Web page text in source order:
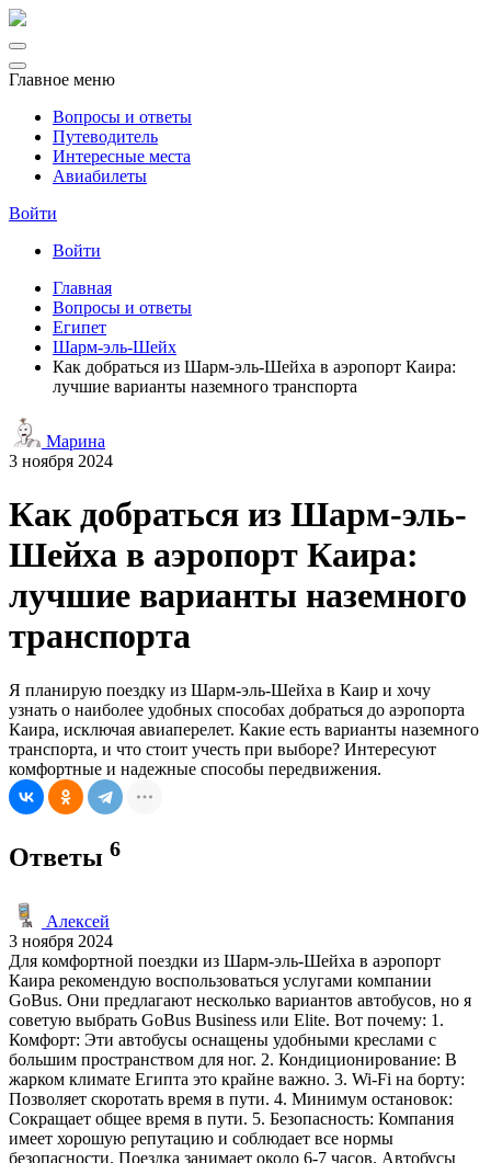
Главное меню
Вопросы и ответы
Путеводитель
Интересные места
Авиабилеты
Войти
Войти
Главная
Вопросы и ответы
Египет
Шарм-эль-Шейх
Как добраться из Шарм-эль-Шейха в аэропорт Каира:
лучшие варианты наземного транспорта
Марина
3 ноября 2024
Как добраться из Шарм-эль-
Шейха в аэропорт Каира:
лучшие варианты наземного
транспорта
Я планирую поездку из Шарм-эль-Шейха в Каир и хочу
узнать о наиболее удобных способах добраться до аэропорта
Каира, исключая авиаперелет. Какие есть варианты наземного
транспорта, и что стоит учесть при выборе? Интересуют
комфортные и надежные способы передвижения.
Ответы 6
Алексей
3 ноября 2024
Для комфортной поездки из Шарм-эль-Шейха в аэропорт
Каира рекомендую воспользоваться услугами компании
GoBus. Они предлагают несколько вариантов автобусов, но я
советую выбрать GoBus Business или Elite. Вот почему: 1.
Комфорт: Эти автобусы оснащены удобными креслами с
большим пространством для ног. 2. Кондиционирование: В
жарком климате Египта это крайне важно. 3. Wi-Fi на борту:
Позволяет скоротать время в пути. 4. Минимум остановок:
Сокращает общее время в пути. 5. Безопасность: Компания
имеет хорошую репутацию и соблюдает все нормы
безопасности. Поездка занимает около 6-7 часов. Автобусы